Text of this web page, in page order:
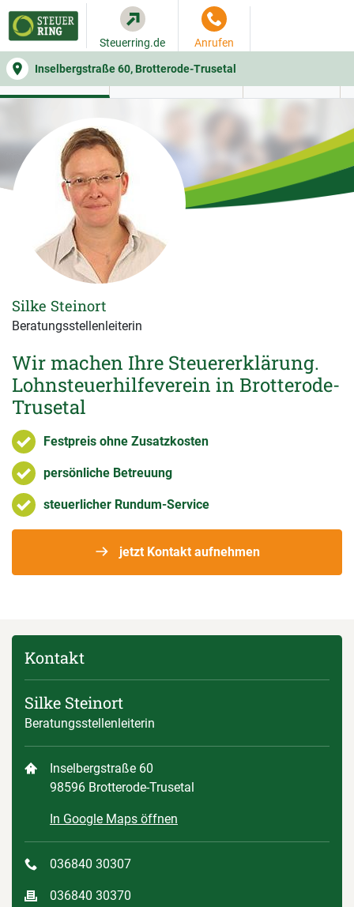
Inselbergstraße 60, Brotterode-Trusetal
Steuerring.de Anrufen
WER SIE BERÄT BEITRAGSRECHNER
Wir machen Ihre Steuererklärung.
Lohnsteuerhilfeverein in Brotterode-
Trusetal
Festpreis ohne Zusatzkosten
persönliche Betreuung
steuerlicher Rundum-Service
jetzt Kontakt aufnehmen
Silke Steinort
Beratungsstellenleiterin
Kontakt
Silke Steinort
Beratungsstellenleiterin
Inselbergstraße 60
98596 Brotterode-Trusetal
In Google Maps öffnen
036840 30307
036840 30370